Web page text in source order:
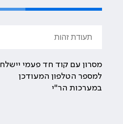
מסרון עם קוד חד פעמי יישלח
למספר הטלפון המעודכן
במערכות הר"י